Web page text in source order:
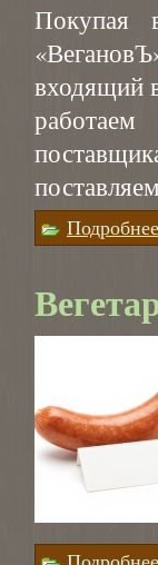
Покупая
входящий
Подробнее